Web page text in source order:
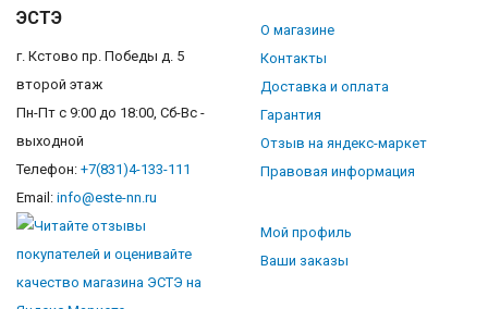
ЭСТЭ
г. Кстово пр. Победы д. 5
второй этаж
Пн-Пт с 9:00 до 18:00, Сб-Вс -
выходной
Телефон: +7(831)4-133-111
Email: info@este-nn.ru
О магазине
Контакты
Доставка и оплата
Гарантия
Отзыв на яндекс-маркет
Правовая информация
Мой профиль
Ваши заказы